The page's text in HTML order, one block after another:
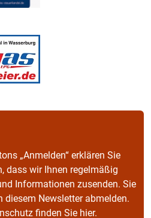
„Anmelden“ erklären Sie
dass wir Ihnen regelmäßig
Informationen zusenden. Sie
diesem Newsletter abmelden.
finden Sie hier.